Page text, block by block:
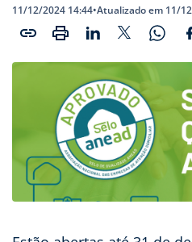
11/12/2024 14:44•Atualizado em 11/